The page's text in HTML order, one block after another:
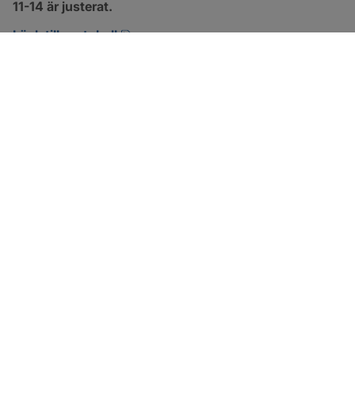
11-14 är justerat.
Länk till protokoll
pdf, 294.6 kB, öppnas i nytt fönster.